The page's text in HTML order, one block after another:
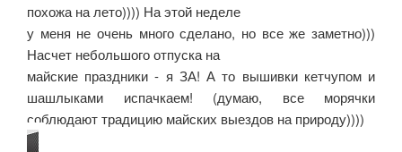
похожа на лето)))) На этой неделе
у меня не очень много сделано, но все же заметно)))
Насчет небольшого отпуска на
майские праздники - я ЗА! А то вышивки кетчупом и
шашлыками испачкаем! (думаю, все морячки
соблюдают традицию майских выездов на природу))))